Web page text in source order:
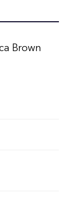
Brown